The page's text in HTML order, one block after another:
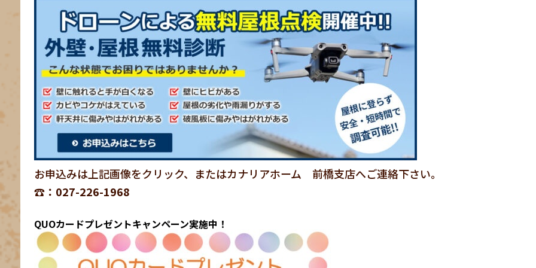
お申込みは上記画像をクリック、またはカナリアホーム 前橋支店へご連絡下さい。
☎：027-226-1968
QUOカードプレゼントキャンペーン実施中！